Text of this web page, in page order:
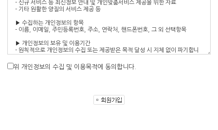
위 개인정보의 수집 및 이용목적에 동의합니다.